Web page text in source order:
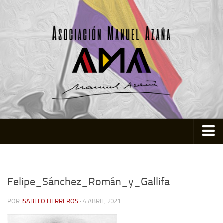
Quienes somos
Actividades
Felipe_Sánchez_Román_y_Gallifa
POR ISABELO HERREROS · 4 ABRIL, 2021